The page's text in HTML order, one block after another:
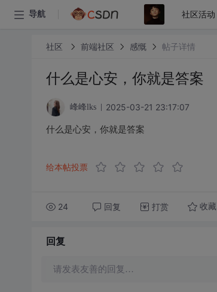
导航 社区活动
社区 前端社区 感慨 帖子详情
什么是心安，你就是答案
峰峰lks 2025-03-21 23:17:07
什么是心安，你就是答案
给本帖投票
24 回复 打赏 收藏
回复
请发表友善的回复…